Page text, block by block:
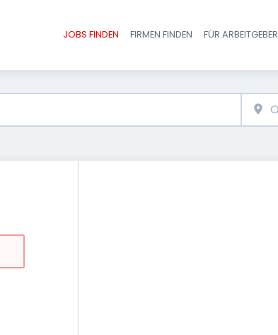
JOBS FINDEN FIRMEN FINDEN FÜR ARBEITGEBER